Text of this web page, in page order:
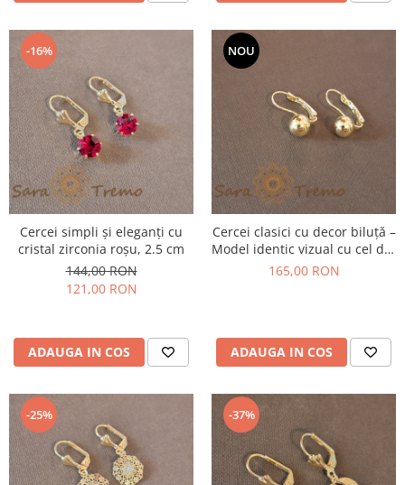
-16%
Cercei simpli și eleganți cu
cristal zirconia roșu, 2.5 cm
144,00 RON
121,00 RON
ADAUGA IN COS
NOU
Cercei clasici cu decor biluță –
Model identic vizual cu cel din
aur masiv
165,00 RON
ADAUGA IN COS
-25% -37%